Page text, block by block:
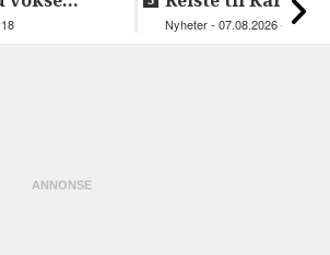
vie Ellen og
Nyheter - 07.08.2026 - 08:30